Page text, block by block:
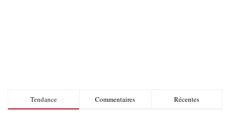
Tendance Commentaires Récentes